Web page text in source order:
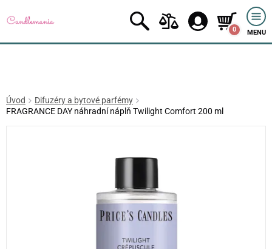
0 MENU
Úvod
Difuzéry a bytové parfémy
FRAGRANCE DAY náhradní náplň Twilight Comfort 200 ml